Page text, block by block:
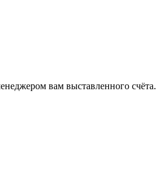
вам выставленного счёта.